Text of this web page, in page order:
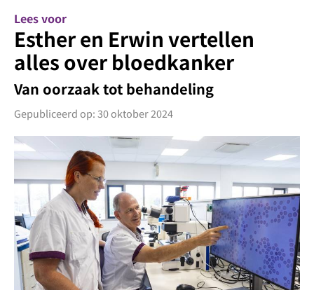
Lees voor
Esther en Erwin vertellen
alles over bloedkanker
Van oorzaak tot behandeling
Gepubliceerd op: 30 oktober 2024